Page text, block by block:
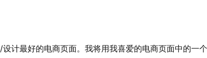
计最好的电商页面。我将用我喜爱的电商页面中的一